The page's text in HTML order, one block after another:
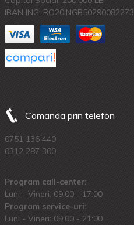
IBAN ING:
Comanda prin telefon
0751 136 440
0312 287 300
Program call-center:
Luni - Vineri: 09:00 - 17:00
Program service-uri:
Luni - Vineri: 09.00 - 21:00